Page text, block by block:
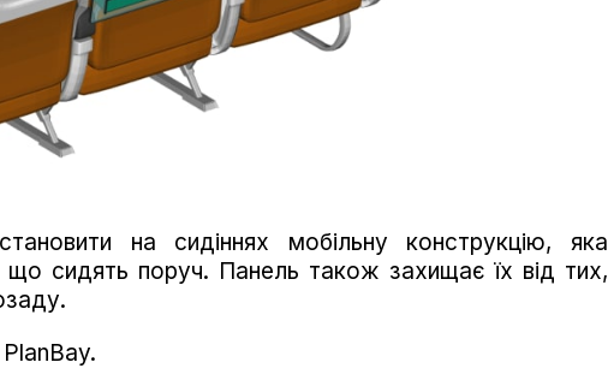
на сидіннях мобільну конструкцію, яка
що сидять поруч. Панель також захищає їх від тих,